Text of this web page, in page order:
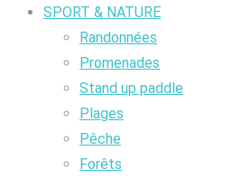
SPORT & NATURE
Randonnées
Promenades
Stand up paddle
Plages
Pêche
Forêts